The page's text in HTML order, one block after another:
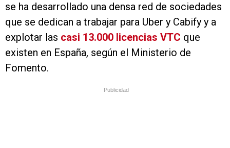
se ha desarrollado una densa red de sociedades
que se dedican a trabajar para Uber y Cabify y a
explotar las casi 13.000 licencias VTC que
existen en España, según el Ministerio de
Fomento.
Publicidad